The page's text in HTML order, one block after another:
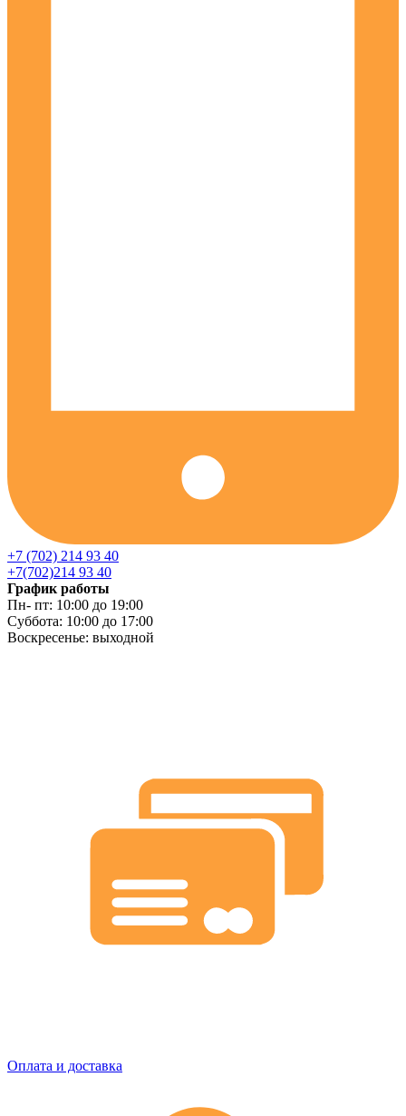
+7 (702) 214 93 40
+7(702)214 93 40
График работы
Пн- пт: 10:00 до 19:00
Суббота: 10:00 до 17:00
Воскресенье: выходной
Оплата и доставка